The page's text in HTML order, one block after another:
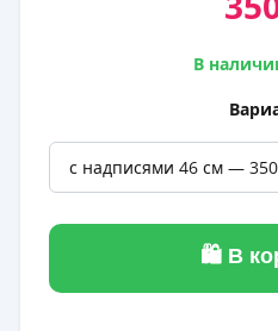
В
🛍 В